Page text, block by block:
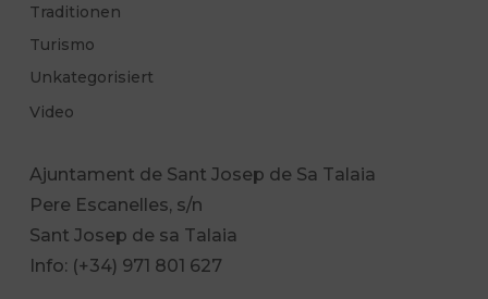
Traditionen
Turismo
Unkategorisiert
Video
Ajuntament de Sant Josep de Sa Talaia
Pere Escanelles, s/n
Sant Josep de sa Talaia
Info: (+34) 971 801 627